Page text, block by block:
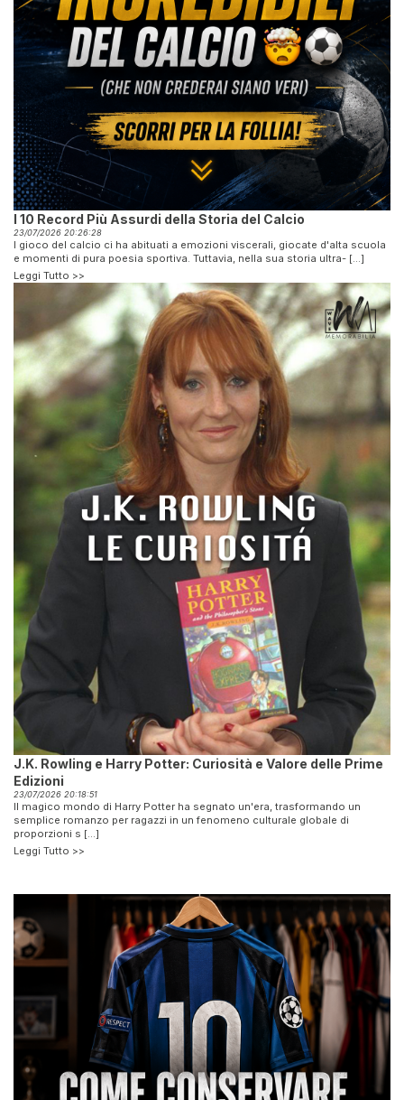
I 10 Record Più Assurdi della Storia del Calcio
23/07/2026 20:26:28
l gioco del calcio ci ha abituati a emozioni viscerali, giocate d'alta scuola
e momenti di pura poesia sportiva. Tuttavia, nella sua storia ultra- [...]
Leggi Tutto >>
J.K. Rowling e Harry Potter: Curiosità e Valore delle Prime
Edizioni
23/07/2026 20:18:51
Il magico mondo di Harry Potter ha segnato un'era, trasformando un
semplice romanzo per ragazzi in un fenomeno culturale globale di
proporzioni s [...]
Leggi Tutto >>